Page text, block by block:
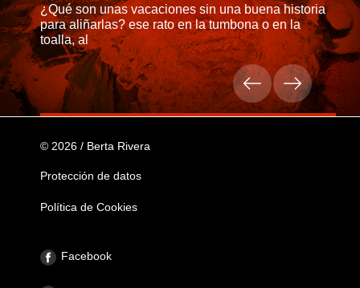
¿Qué son unas vacaciones sin una buena historia
para aliñarlas? ese rato en la tumbona o en la
toalla, al
© 2026 / Berta Rivera
Protección de datos
Política de Cookies
Facebook